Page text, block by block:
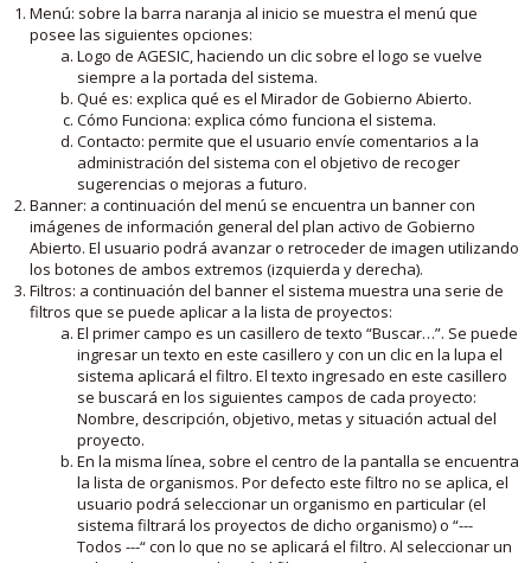
Menú: sobre la barra naranja al inicio se muestra el menú que
posee las siguientes opciones:
Logo de AGESIC, haciendo un clic sobre el logo se vuelve
siempre a la portada del sistema.
Qué es: explica qué es el Mirador de Gobierno Abierto.
Cómo Funciona: explica cómo funciona el sistema.
Contacto: permite que el usuario envíe comentarios a la
administración del sistema con el objetivo de recoger
sugerencias o mejoras a futuro.
Banner: a continuación del menú se encuentra un banner con
imágenes de información general del plan activo de Gobierno
Abierto. El usuario podrá avanzar o retroceder de imagen utilizando
los botones de ambos extremos (izquierda y derecha).
Filtros: a continuación del banner el sistema muestra una serie de
filtros que se puede aplicar a la lista de proyectos:
El primer campo es un casillero de texto “Buscar…”. Se puede
ingresar un texto en este casillero y con un clic en la lupa el
sistema aplicará el filtro. El texto ingresado en este casillero
se buscará en los siguientes campos de cada proyecto:
Nombre, descripción, objetivo, metas y situación actual del
proyecto.
En la misma línea, sobre el centro de la pantalla se encuentra
la lista de organismos. Por defecto este filtro no se aplica, el
usuario podrá seleccionar un organismo en particular (el
sistema filtrará los proyectos de dicho organismo) o “---
Todos ---“ con lo que no se aplicará el filtro. Al seleccionar un